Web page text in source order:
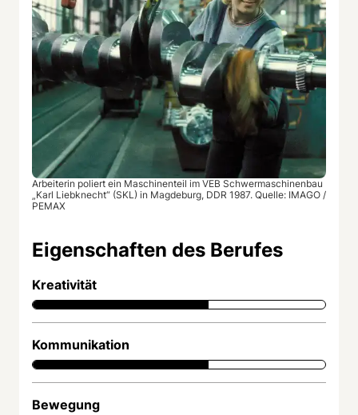
Arbeiterin poliert ein Maschinenteil im VEB Schwermaschinenbau
„Karl Liebknecht“ (SKL) in Magdeburg, DDR 1987. Quelle: IMAGO /
PEMAX
Eigenschaften des Berufes
Kreativität
Kommunikation
Bewegung